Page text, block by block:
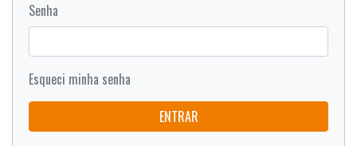
Senha
Esqueci minha senha
ENTRAR